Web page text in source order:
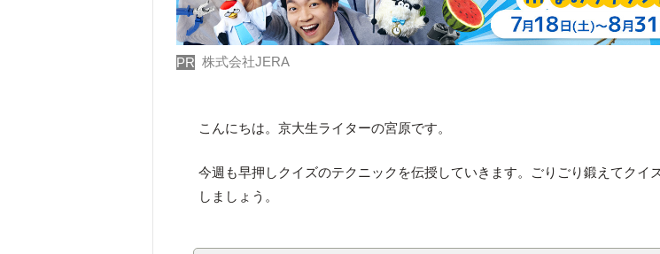
PR 株式会社JERA
こんにちは。京大生ライターの宮原です。
今週も早押しクイズのテクニックを伝授していきます。ごりごり鍛えてクイ
しましょう。